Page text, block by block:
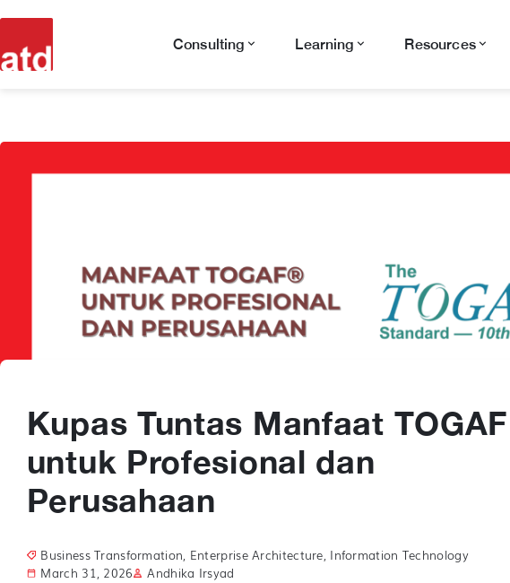
Consulting Learning Resources
Kupas Tuntas Manfaat TOGAF
untuk Profesional dan
Perusahaan
Business Transformation, Enterprise Architecture, Information Technology
March 31, 2026
Andhika Irsyad